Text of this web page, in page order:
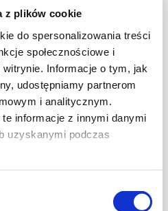
z plików cookie
do spersonalizowania treści
społecznościowe i
Informacje o tym, jak
udostępniamy partnerom
i analitycznym.
informacje z innymi danymi
uzyskanymi podczas